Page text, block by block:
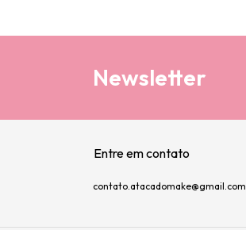
Newsletter
Entre em contato
contato.atacadomake@gmail.com